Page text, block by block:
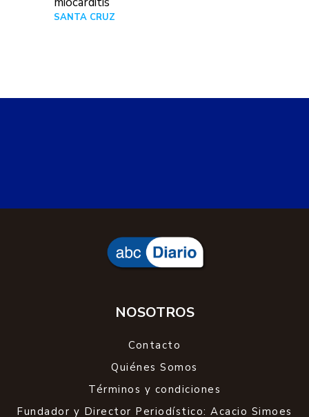
SANTA CRUZ
NOSOTROS
Contacto
Quiénes Somos
Términos y condiciones
Fundador y Director Periodístico: Acacio Simoes